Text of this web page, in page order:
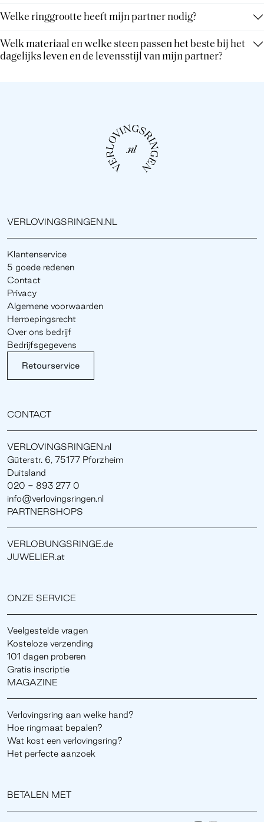
Welke ringgrootte heeft mijn partner nodig?
Welk materiaal en welke steen passen het beste bij het
dagelijks leven en de levensstijl van mijn partner?
VERLOVINGSRINGEN.NL
Klantenservice
5 goede redenen
Contact
Privacy
Algemene voorwaarden
Herroepingsrecht
Over ons bedrijf
Bedrijfsgegevens
Retourservice
CONTACT
VERLOVINGSRINGEN.nl
Güterstr. 6, 75177 Pforzheim
Duitsland
020 - 893 277 0
info@verlovingsringen.nl
PARTNERSHOPS
VERLOBUNGSRINGE.de
JUWELIER.at
ONZE SERVICE
Veelgestelde vragen
Kosteloze verzending
101 dagen proberen
Gratis inscriptie
MAGAZINE
Verlovingsring aan welke hand?
Hoe ringmaat bepalen?
Wat kost een verlovingsring?
Het perfecte aanzoek
BETALEN MET